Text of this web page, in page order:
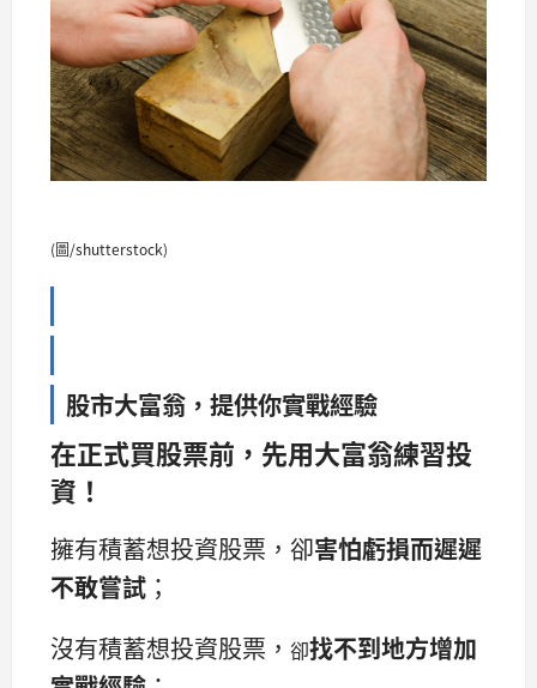
(圖/shutterstock)
股市大富翁，提供你實戰經驗
在正式買股票前，先用大富翁練習投
資！
擁有積蓄想投資股票，卻害怕虧損而遲遲
不敢嘗試 ；
沒有積蓄想投資股票， 卻找不到地方增加